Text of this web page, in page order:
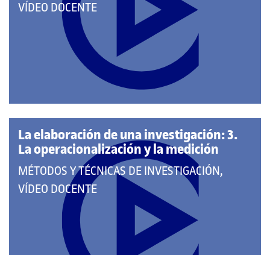
PERTENECE
CATEGORÍAS:
VÍDEO DOCENTE
La elaboración de una investigación: 3.
La operacionalización y la medición
QUE
PERTENECE
CATEGORÍAS:
MÉTODOS Y TÉCNICAS DE INVESTIGACIÓN,
VÍDEO DOCENTE